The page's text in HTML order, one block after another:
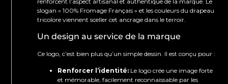
slogan « 100% Fromage Français » et les couleurs du drapeau
tricolore viennent sceller cet ancrage dans le terroir.
Un design au service de la marque
Ce logo, c’est bien plus qu’un simple dessin. Il est conçu pour :
Renforcer l’identité: Le logo crée une image forte
et mémorable, facilement reconnaissable par les